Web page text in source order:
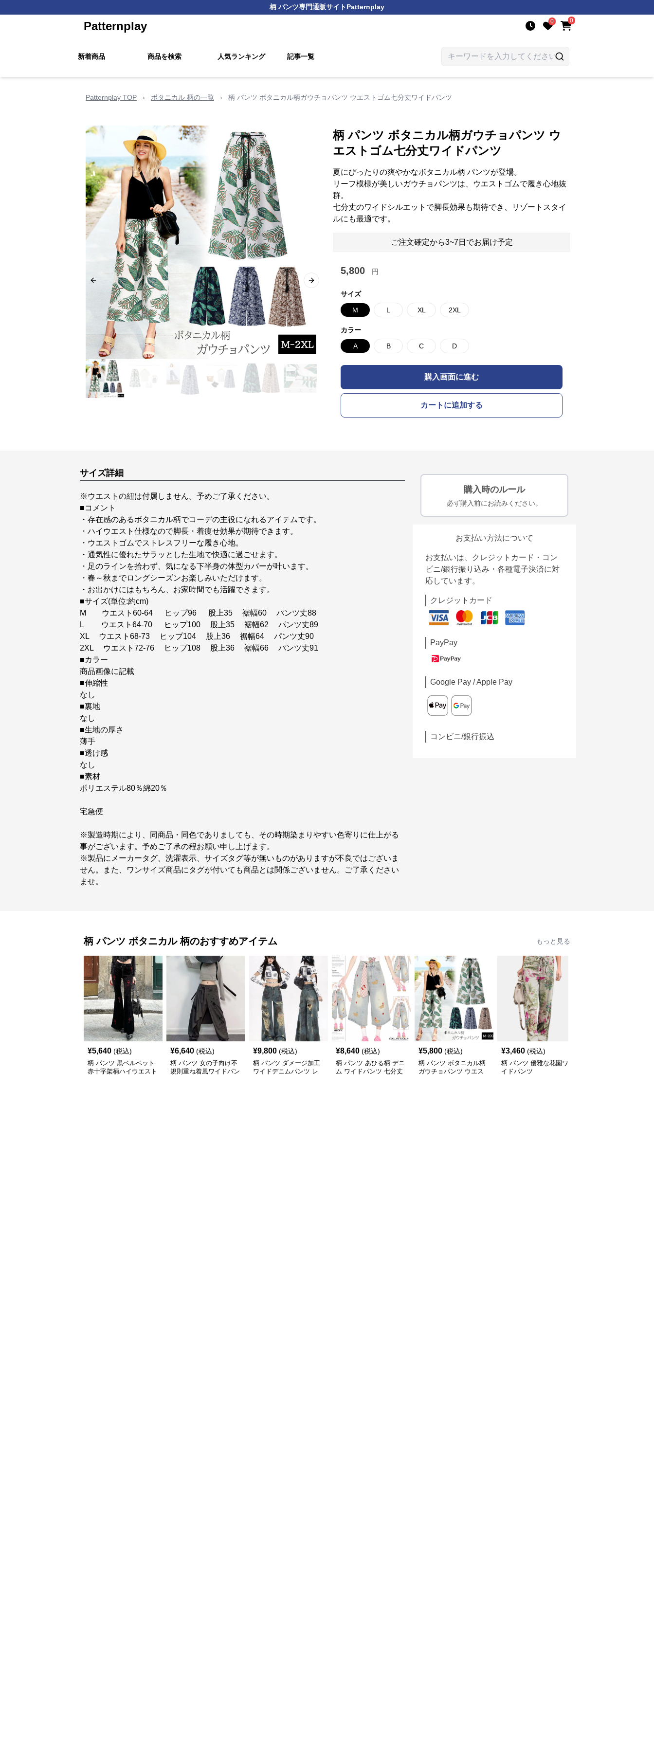
柄 パンツ専門通販サイトPatternplay
Patternplay 0 0
新着商品 商品を検索 人気ランキング 記事一覧
Patternplay TOP › ボタニカル 柄の一覧 › 柄 パンツ ボタニカル柄ガウチョパンツ ウエストゴム七分丈ワイドパンツ
Previous slide Next slide
柄 パンツ ボタニカル柄ガウチョパンツ ウ
エストゴム七分丈ワイドパンツ
夏にぴったりの爽やかなボタニカル柄 パンツが登場。
リーフ模様が美しいガウチョパンツは、ウエストゴムで履き心地抜
群。
七分丈のワイドシルエットで脚長効果も期待でき、リゾートスタイ
ルにも最適です。
ご注文確定から3~7日でお届け予定
5,800 円
サイズ
Ｍ L XL 2XL
カラー
A B C D
購入画面に進む
カートに追加する
サイズ詳細
※ウエストの紐は付属しません。予めご了承ください。
■コメント
・存在感のあるボタニカル柄でコーデの主役になれるアイテムです。
・ハイウエスト仕様なので脚長・着痩せ効果が期待できます。
・ウエストゴムでストレスフリーな履き心地。
・通気性に優れたサラッとした生地で快適に過ごせます。
・足のラインを拾わず、気になる下半身の体型カバーが叶います。
・春～秋までロングシーズンお楽しみいただけます。
・お出かけにはもちろん、お家時間でも活躍できます。
■サイズ(単位:約cm)
M ウエスト60-64 ヒップ96 股上35 裾幅60 パンツ丈88
L ウエスト64-70 ヒップ100 股上35 裾幅62 パンツ丈89
XL ウエスト68-73 ヒップ104 股上36 裾幅64 パンツ丈90
2XL ウエスト72-76 ヒップ108 股上36 裾幅66 パンツ丈91
■カラー
商品画像に記載
■伸縮性
なし
■裏地
なし
■生地の厚さ
薄手
■透け感
なし
■素材
ポリエステル80％綿20％
宅急便
※製造時期により、同商品・同色でありましても、その時期染まりやすい色寄りに仕上がる
事がございます。予めご了承の程お願い申し上げます。
※製品にメーカータグ、洗濯表示、サイズタグ等が無いものがありますが不良ではございま
せん。また、ワンサイズ商品にタグが付いても商品とは関係ございません。ご了承ください
ませ。
購入時のルール
必ず購入前にお読みください。
お支払い方法について
お支払いは、クレジットカード・コン
ビニ/銀行振り込み・各種電子決済に対
応しています。
クレジットカード
PayPay
Google Pay / Apple Pay
コンビニ/銀行振込
柄 パンツ ボタニカル 柄のおすすめアイテム もっと見る
¥5,640 (税込)
柄 パンツ 黒ベルベット
赤十字架柄ハイウエスト
¥6,640 (税込)
柄 パンツ 女の子向け不
規則重ね着風ワイドパン
¥9,800 (税込)
柄 パンツ ダメージ加工
ワイドデニムパンツ レ
¥8,640 (税込)
柄 パンツ あひる柄 デニ
ム ワイドパンツ 七分丈
¥5,800 (税込)
柄 パンツ ボタニカル柄
ガウチョパンツ ウエス
¥3,460 (税込)
柄 パンツ 優雅な花園ワ
イドパンツ